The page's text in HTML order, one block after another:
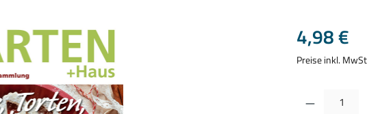
Regulärer Preis:
4,98 €
Preise inkl.
Produkt